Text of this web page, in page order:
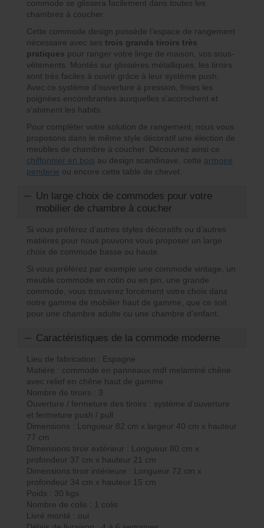
commode se glissera facilement dans toutes les
chambres à coucher.
Cette commode design possède l’espace de rangement
nécessaire avec ses trois grands tiroirs très
pratiques pour ranger votre linge de maison, vos sous-
vêtements. Montés sur glissières métalliques, les tiroirs
sont très faciles à ouvrir grâce à leur système push.
Avec ce système d’ouverture à pression, finies les
poignées encombrantes auxquelles s’accrochent et
s’abiment les habits.
Pour compléter votre solution de rangement, nous vous
proposons dans le même style décoratif une élection de
meubles de chambre à coucher. Découvrez ainsi ce
chiffonnier en bois au design scandinave, cette armoire
penderie ou encore cette table de chevet.
Un large choix de commodes pour votre
mobilier de chambre à coucher
Si vous préférez d’autres styles décoratifs ou d’autres
matières pour nous pouvons vous proposer un large
choix de commode basse ou haute.
Si vous préférez par exemple une commode vintage, un
meuble commode en rotin ou en pin, une grande
commode, vous trouverez forcément votre choix dans
notre gamme de mobilier haut de gamme, que ce soit
pour une chambre adulte ou une chambre d’enfant.
Caractéristiques de la commode moderne
Lieu de fabrication : Espagne
Matière : commode en panneaux mdf melaminé chêne
avec relief en chêne haut de gamme
Nombre de tiroirs : 3
Ouverture / fermeture des tiroirs : système d’ouverture
et fermeture push / pull
Dimensions : Longueur 82 cm x largeur 40 cm x hauteur
77 cm
Dimensions tiroir extérieur : Longueur 80 cm x
profondeur 37 cm x hauteur 21 cm
Dimensions tiroir intérieure : Longueur 72 cm x
profondeur 34 cm x hauteur 15 cm
Poids : 30 kgs
Nombre de colis : 1 colis
Livré monté : oui